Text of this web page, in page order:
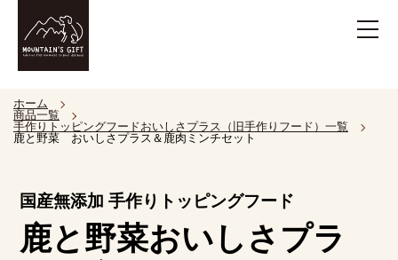
ホーム
商品一覧
手作りトッピングフードおいしさプラス（旧手作りフード）一覧
鹿と野菜 おいしさプラス＆鹿肉ミンチセット
国産無添加 手作りトッピングフード
鹿と野菜おいしさプラ